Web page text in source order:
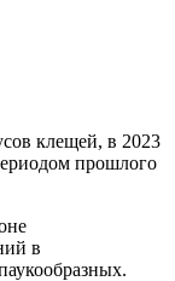
клещей, в 2023
прошлого
в